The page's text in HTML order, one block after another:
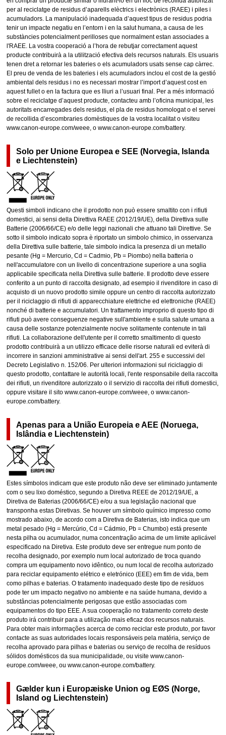
per al reciclatge de residus d’aparells elèctrics i electrònics (RAEE) i piles i
acumuladors. La manipulació inadequada d’aquest tipus de residus podria
tenir un impacte negatiu en l’entorn i en la salut humana, a causa de les
substàncies potencialment perilloses que normalment estan associades a
l'RAEE. La vostra cooperació a l’hora de rebutjar correctament aquest
producte contribuirà a la utilització efectiva dels recursos naturals. Els usuaris
tenen dret a retornar les bateries o els acumuladors usats sense cap càrrec.
El preu de venda de les bateries i els acumuladors inclou el cost de la gestió
ambiental dels residus i no es necessari mostrar l’import d’aquest cost en
aquest fullet o en la factura que es lliuri a l’usuari final. Per a més informació
sobre el reciclatge d’aquest producte, contacteu amb l’oficina municipal, les
autoritats encarregades dels residus, el pla de residus homologat o el servei
de recollida d’escombraries domèstiques de la vostra localitat o visiteu
www.canon-europe.com/weee, o www.canon-europe.com/battery.
Solo per Unione Europea e SEE (Norvegia, Islanda
e Liechtenstein)
Questi simboli indicano che il prodotto non può essere smaltito con i rifiuti
domestici, ai sensi della Direttiva RAEE (2012/19/UE), della Direttiva sulle
Batterie (2006/66/CE) e/o delle leggi nazionali che attuano tali Direttive. Se
sotto il simbolo indicato sopra è riportato un simbolo chimico, in osservanza
della Direttiva sulle batterie, tale simbolo indica la presenza di un metallo
pesante (Hg = Mercurio, Cd = Cadmio, Pb = Piombo) nella batteria o
nell'accumulatore con un livello di concentrazione superiore a una soglia
applicabile specificata nella Direttiva sulle batterie. Il prodotto deve essere
conferito a un punto di raccolta designato, ad esempio il rivenditore in caso di
acquisto di un nuovo prodotto simile oppure un centro di raccolta autorizzato
per il riciclaggio di rifiuti di apparecchiature elettriche ed elettroniche (RAEE)
nonché di batterie e accumulatori. Un trattamento improprio di questo tipo di
rifiuti può avere conseguenze negative sull'ambiente e sulla salute umana a
causa delle sostanze potenzialmente nocive solitamente contenute in tali
rifiuti. La collaborazione dell'utente per il corretto smaltimento di questo
prodotto contribuirà a un utilizzo efficace delle risorse naturali ed eviterà di
incorrere in sanzioni amministrative ai sensi dell'art. 255 e successivi del
Decreto Legislativo n. 152/06. Per ulteriori informazioni sul riciclaggio di
questo prodotto, contattare le autorità locali, l'ente responsabile della raccolta
dei rifiuti, un rivenditore autorizzato o il servizio di raccolta dei rifiuti domestici,
oppure visitare il sito www.canon-europe.com/weee, o www.canon-
europe.com/battery.
Apenas para a União Europeia e AEE (Noruega,
Islândia e Liechtenstein)
Estes símbolos indicam que este produto não deve ser eliminado juntamente
com o seu lixo doméstico, segundo a Diretiva REEE de 2012/19/UE, a
Diretiva de Baterias (2006/66/CE) e/ou a sua legislação nacional que
transponha estas Diretivas. Se houver um símbolo químico impresso como
mostrado abaixo, de acordo com a Diretiva de Baterias, isto indica que um
metal pesado (Hg = Mercúrio, Cd = Cádmio, Pb = Chumbo) está presente
nesta pilha ou acumulador, numa concentração acima de um limite aplicável
especificado na Diretiva. Este produto deve ser entregue num ponto de
recolha designado, por exemplo num local autorizado de troca quando
compra um equipamento novo idêntico, ou num local de recolha autorizado
para reciclar equipamento elétrico e eletrónico (EEE) em fim de vida, bem
como pilhas e baterias. O tratamento inadequado deste tipo de resíduos
pode ter um impacto negativo no ambiente e na saúde humana, devido a
substâncias potencialmente perigosas que estão associadas com
equipamentos do tipo EEE. A sua cooperação no tratamento correto deste
produto irá contribuir para a utilização mais eficaz dos recursos naturais.
Para obter mais informações acerca de como reciclar este produto, por favor
contacte as suas autoridades locais responsáveis pela matéria, serviço de
recolha aprovado para pilhas e baterias ou serviço de recolha de resíduos
sólidos domésticos da sua municipalidade, ou visite www.canon-
europe.com/weee, ou www.canon-europe.com/battery.
Gælder kun i Europæiske Union og EØS (Norge,
Island og Liechtenstein)